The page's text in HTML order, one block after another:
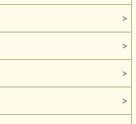
がはっきりと見えます。
された石なのでしょうか？
自らの指針を再確認し
でありますように
ります。
第７チャクラ
伸びていくエネルギーを感じ